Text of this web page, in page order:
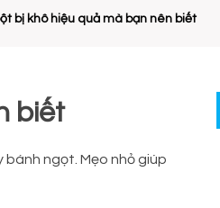
bị khô hiệu quả mà bạn nên biết
biết
ngọt. Mẹo nhỏ giúp